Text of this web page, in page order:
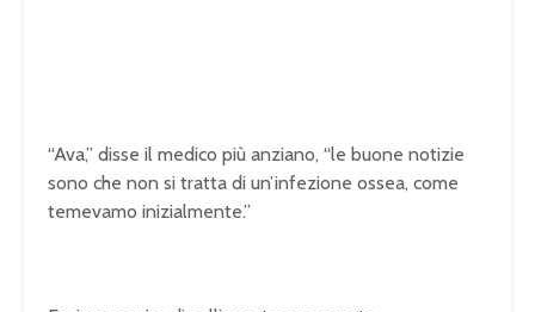
“Ava,” disse il medico più anziano, “le buone notizie
sono che non si tratta di un’infezione ossea, come
temevamo inizialmente.”